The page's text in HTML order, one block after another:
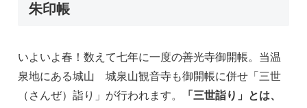
朱印帳
いよいよ春！数えて七年に一度の善光寺御開帳。当温
泉地にある城山 城泉山観音寺も御開帳に併せ「三世
（さんぜ）詣り」が行われます。
「三世詣り」とは、